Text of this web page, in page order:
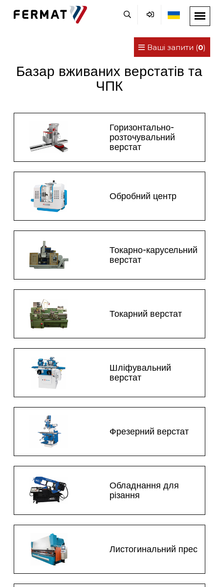
Ваші запити (0)
Базар вживаних верстатів та
ЧПК
Горизонтально-
розточувальний
верстат
Обробний центр
Токарно-карусельний
верстат
Токарний верстат
Шліфувальний
верстат
Фрезерний верстат
Обладнання для
різання
Листогинальний прес